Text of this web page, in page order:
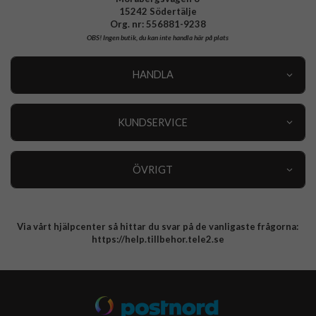
15242 Södertälje
Org. nr: 556881-9238
OBS!Ingen butik, du kan inte handla här på plats
HANDLA
KUNDSERVICE
ÖVRIGT
Integritetspolicy
Via vårt hjälpcenter så hittar du svar på de vanligaste frågorna:
https://help.tillbehor.tele2.se